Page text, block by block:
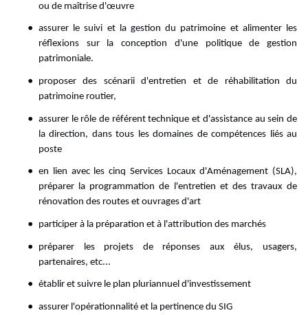
ou de maîtrise d'œuvre
assurer le suivi et la gestion du patrimoine et alimenter les
réflexions sur la conception d'une politique de gestion
patrimoniale.
proposer des scénarii d'entretien et de réhabilitation du
patrimoine routier,
assurer le rôle de référent technique et d'assistance au sein de
la direction, dans tous les domaines de compétences liés au
poste
en lien avec les cinq Services Locaux d'Aménagement (SLA),
préparer la programmation de l'entretien et des travaux de
rénovation des routes et ouvrages d'art
participer à la préparation et à l'attribution des marchés
préparer les projets de réponses aux élus, usagers,
partenaires, etc...
établir et suivre le plan pluriannuel d'investissement
assurer l'opérationnalité et la pertinence du SIG